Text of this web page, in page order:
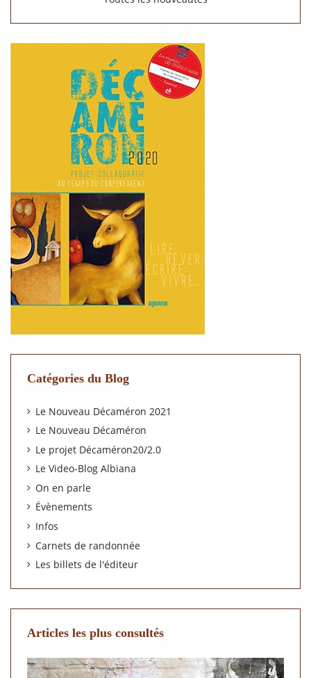
Catégories du Blog
Le Nouveau Décaméron 2021
Le Nouveau Décaméron
Le projet Décaméron20/2.0
Le Video-Blog Albiana
On en parle
Évènements
Infos
Carnets de randonnée
Les billets de l'éditeur
Articles les plus consultés